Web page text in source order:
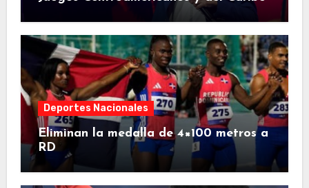
Deportes Nacionales
Eliminan la medalla de 4×100 metros a
RD